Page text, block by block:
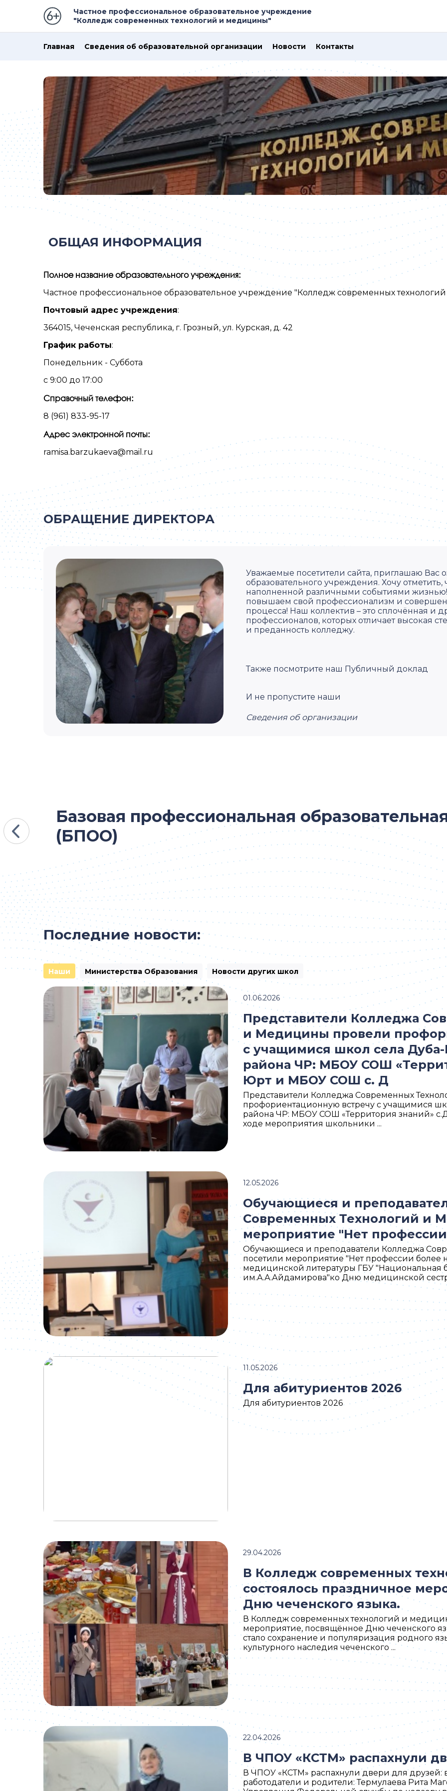
Частное профессиональное образовательное учреждение
"Колледж современных технологий и медицины"
Главная Сведения об образовательной организации Новости Контакты
ОБЩАЯ ИНФОРМАЦИЯ
Полное название образовательного учреждения:
Частное профессиональное образовательное учреждение "Колледж современных
Почтовый адрес учреждения:
364015, Чеченская республика, г. Грозный, ул. Курская, д. 42
График работы:
Понедельник - Суббота
с 9:00 до 17:00
Справочный телефон:
8 (961) 833-95-17
Адрес электронной почты:
ramisa.barzukaeva@mail.ru
ОБРАЩЕНИЕ ДИРЕКТОРА
Уважаемые посетители сайта, приглашаю Вас
образовательного учреждения. Хочу
наполненной различными событиями
повышаем свой профессионализм и
процесса! Наш коллектив – это сплочённая
профессионалов, которых отличает высокая
и преданность колледжу.
Также посмотрите наш Публичный доклад
И не пропустите наши
Сведения об организации
Последние новости:
Наши Министерства Образования Новости других школ
01.06.2026
Представители Колледжа
и Медицины провели
с учащимися школ села
района ЧР: МБОУ СОШ
Юрт и МБОУ СОШ с. Д
Представители Колледжа Современных
профориентационную встречу с учащимися
района ЧР: МБОУ СОШ «Территория знаний»
ходе мероприятия школьники ...
12.05.2026
Обучающиеся и
Современных Технологий и
мероприятие "Нет
Обучающиеся и преподаватели Колледжа
посетили мероприятие "Нет профессии более
медицинской литературы ГБУ "Национальная
им.А.А.Айдамирова"ко Дню медицинской
11.05.2026
Для абитуриентов 2026
Для абитуриентов 2026
29.04.2026
В Колледж современных
состоялось праздничное
Дню чеченского языка.
В Колледж современных технологий и
мероприятие, посвящённое Дню чеченского
стало сохранение и популяризация родного
культурного наследия чеченского ...
22.04.2026
В ЧПОУ «КСТМ» распахнули
В ЧПОУ «КСТМ» распахнули двери для друзей:
работодатели и родители: Термулаева Рита